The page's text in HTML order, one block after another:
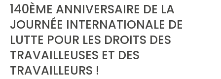
140ÈME ANNIVERSAIRE DE LA
JOURNÉE INTERNATIONALE DE
LUTTE POUR LES DROITS DES
TRAVAILLEUSES ET DES
TRAVAILLEURS !